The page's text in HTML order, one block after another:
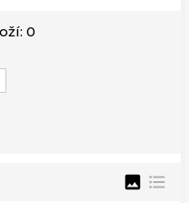
0
image format_list_bulleted